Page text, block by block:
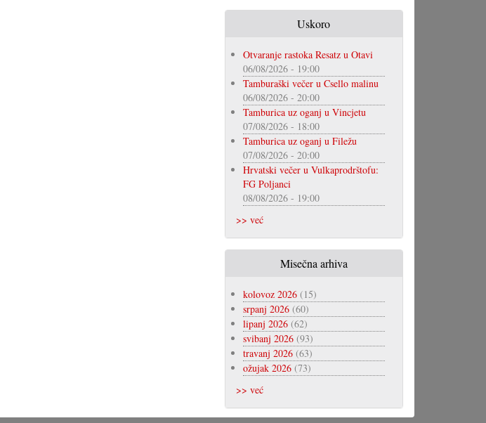
Uskoro
Otvaranje rastoka Resatz u Otavi
06/08/2026 - 19:00
Tamburaški večer u Csello malinu
06/08/2026 - 20:00
Tamburica uz oganj u Vincjetu
07/08/2026 - 18:00
Tamburica uz oganj u Filežu
07/08/2026 - 20:00
Hrvatski večer u Vulkaprodrštofu:
FG Poljanci
08/08/2026 - 19:00
>> već
Misečna arhiva
kolovoz 2026(15)
srpanj 2026(60)
lipanj 2026(62)
svibanj 2026(93)
travanj 2026(63)
ožujak 2026(73)
>> već